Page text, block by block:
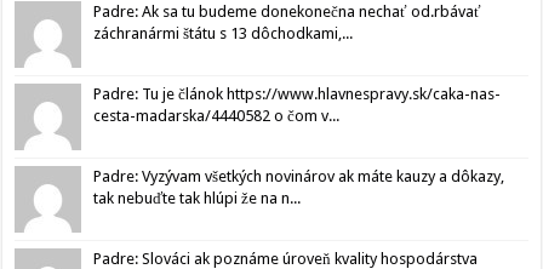
Padre: Ak sa tu budeme donekonečna nechať od.rbávať
záchranármi štátu s 13 dôchodkami,...
Padre: Tu je článok https://www.hlavnespravy.sk/caka-nas-
cesta-madarska/4440582 o čom v...
Padre: Vyzývam všetkých novinárov ak máte kauzy a dôkazy,
tak nebuďte tak hlúpi že na n...
Padre: Slováci ak poznáme úroveň kvality hospodárstva